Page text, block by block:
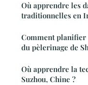
Où apprendre les
traditionnelles en
Comment planifier
du pèlerinage de
Où apprendre la
Suzhou, Chine ?